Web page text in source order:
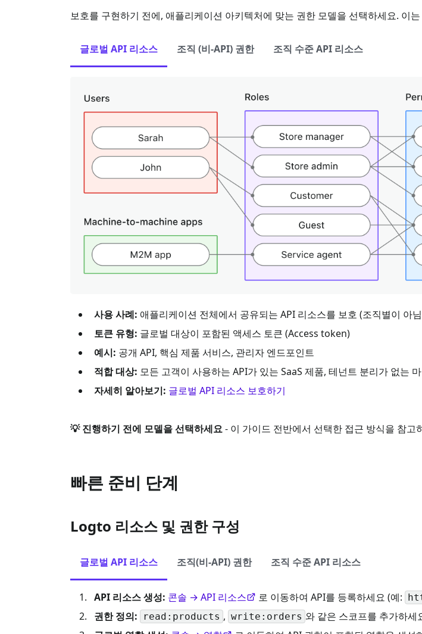
보호를 구현하기 전에, 애플리케이션 아키텍처에 맞는 권한 모델을 선택하세요. 이
글로벌 API 리소스 조직 (비-API) 권한 조직 수준 API 리소스
사용 사례: 애플리케이션 전체에서 공유되는 API 리소스를 보호 (조직별이 아
토큰 유형: 글로벌 대상이 포함된 액세스 토큰 (Access token)
예시: 공개 API, 핵심 제품 서비스, 관리자 엔드포인트
적합 대상: 모든 고객이 사용하는 API가 있는 SaaS 제품, 테넌트 분리가 없는
자세히 알아보기: 글로벌 API 리소스 보호하기
💡 진행하기 전에 모델을 선택하세요- 이 가이드 전반에서 선택한 접근 방식을 참고
빠른 준비 단계
Logto 리소스 및 권한 구성
글로벌 API 리소스 조직(비-API) 권한 조직 수준 API 리소스
API 리소스 생성: 콘솔 → API 리소스 로 이동하여 API를 등록하세요 (예:
권한 정의:
read:products , write:orders 와 같은 스코프를 추가하세